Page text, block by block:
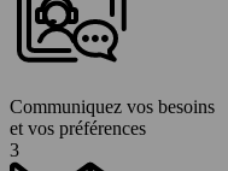
Communiquez vos besoins
et vos préférences
3